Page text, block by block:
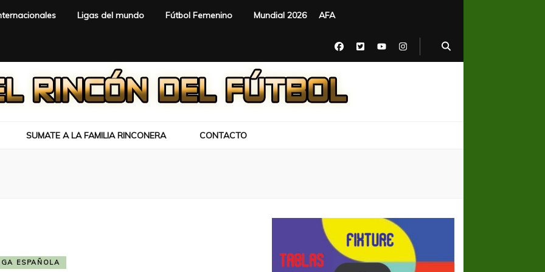
Ligas del mundo Fútbol Femenino Mundial 2026 AFA
SUMATE A LA FAMILIA RINCONERA CONTACTO
ESPAÑOLA